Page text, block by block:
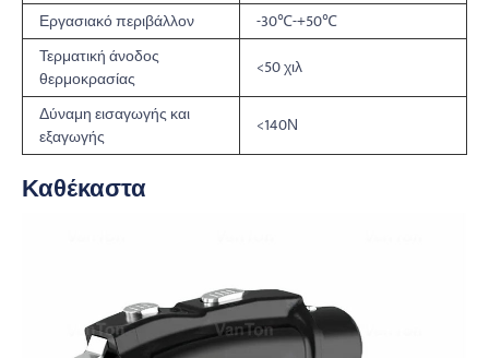
Εργασιακό περιβάλλον
-30℃-+50℃
Τερματική άνοδος
θερμοκρασίας
<50 χιλ
Δύναμη εισαγωγής και
εξαγωγής
<140Ν
Καθέκαστα